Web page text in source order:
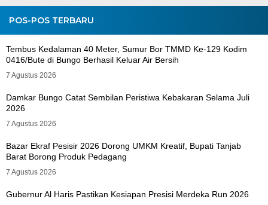
POS-POS TERBARU
Tembus Kedalaman 40 Meter, Sumur Bor TMMD Ke-129 Kodim
0416/Bute di Bungo Berhasil Keluar Air Bersih
7 Agustus 2026
Damkar Bungo Catat Sembilan Peristiwa Kebakaran Selama Juli
2026
7 Agustus 2026
Bazar Ekraf Pesisir 2026 Dorong UMKM Kreatif, Bupati Tanjab
Barat Borong Produk Pedagang
7 Agustus 2026
Gubernur Al Haris Pastikan Kesiapan Presisi Merdeka Run 2026